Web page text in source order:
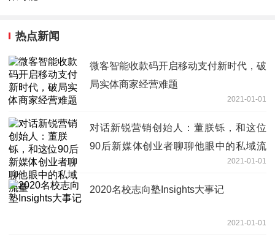
热点新闻
微客智能收款码开启移动支付新时代，破
局实体商家经营难题
2021-01-01
对话新锐营销创始人：董朕铄，和这位
90后新媒体创业者聊聊他眼中的私域流
2021-01-01
2020名校志向塾Insights大事记
2021-01-01